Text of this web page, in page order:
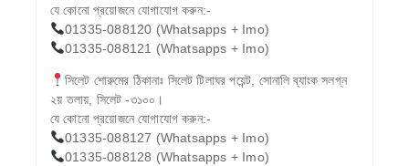
যে কোনো প্রয়োজনে যোগাযোগ করুন:-
01335-088120 (Whatsapps + Imo)
01335-088121 (Whatsapps + Imo)
সিলেট শোরুমের ঠিকানাঃ সিলেট টিলাঘর পয়েন্ট, সোনালি ব্যাংক সলগ্ন
২য় তলায়, সিলেট -৩১০০।
যে কোনো প্রয়োজনে যোগাযোগ করুন:-
01335-088127 (Whatsapps + Imo)
01335-088128 (Whatsapps + Imo)